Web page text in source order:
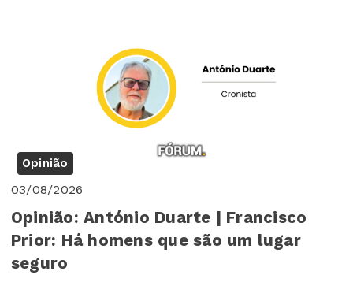
Opinião
03/08/2026
Opinião: António Duarte | Francisco
Prior: Há homens que são um lugar
seguro